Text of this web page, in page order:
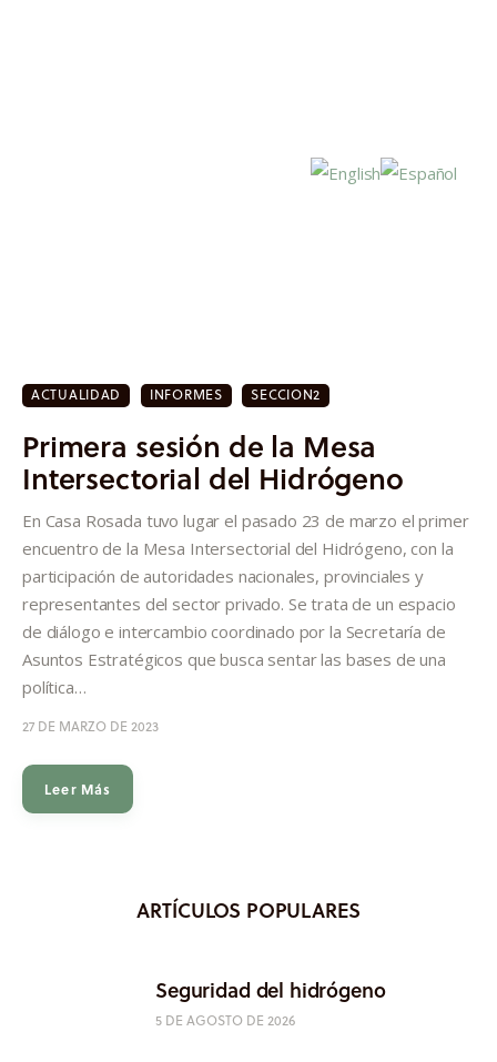
Investigación
Proyectos
Informes
Quiénes somos
ACTUALIDAD INFORMES SECCION2
Primera sesión de la Mesa
Intersectorial del Hidrógeno
En Casa Rosada tuvo lugar el pasado 23 de marzo el primer
encuentro de la Mesa Intersectorial del Hidrógeno, con la
participación de autoridades nacionales, provinciales y
representantes del sector privado. Se trata de un espacio
de diálogo e intercambio coordinado por la Secretaría de
Asuntos Estratégicos que busca sentar las bases de una
política…
27 DE MARZO DE 2023
Leer Más
ARTÍCULOS POPULARES
Seguridad del hidrógeno
5 DE AGOSTO DE 2026